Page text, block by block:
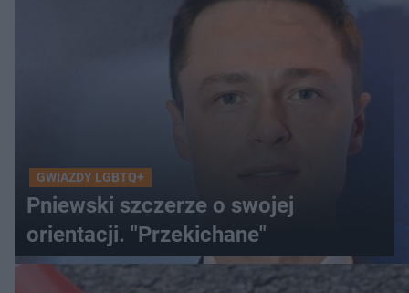
GWIAZDY LGBTQ+
Pniewski szczerze o swojej
orientacji. "Przekichane"